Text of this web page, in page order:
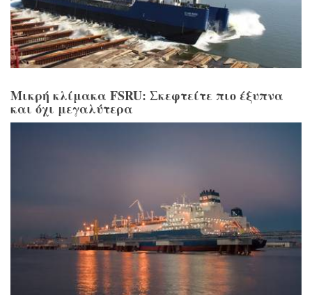
Μικρή κλίμακα FSRU: Σκεφτείτε πιο έξυπνα
και όχι μεγαλύτερα